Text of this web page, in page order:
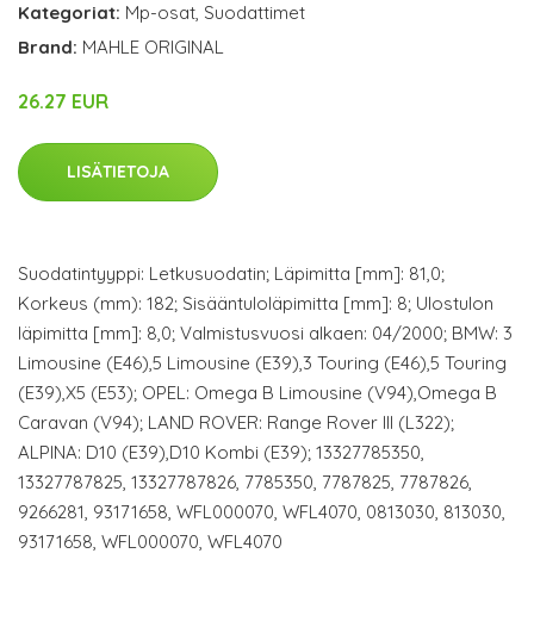
Kategoriat: Mp-osat, Suodattimet
Brand: MAHLE ORIGINAL
26.27 EUR
LISÄTIETOJA
Suodatintyyppi: Letkusuodatin; Läpimitta [mm]: 81,0;
Korkeus (mm): 182; Sisääntuloläpimitta [mm]: 8; Ulostulon
läpimitta [mm]: 8,0; Valmistusvuosi alkaen: 04/2000; BMW: 3
Limousine (E46),5 Limousine (E39),3 Touring (E46),5 Touring
(E39),X5 (E53); OPEL: Omega B Limousine (V94),Omega B
Caravan (V94); LAND ROVER: Range Rover III (L322);
ALPINA: D10 (E39),D10 Kombi (E39); 13327785350,
13327787825, 13327787826, 7785350, 7787825, 7787826,
9266281, 93171658, WFL000070, WFL4070, 0813030, 813030,
93171658, WFL000070, WFL4070